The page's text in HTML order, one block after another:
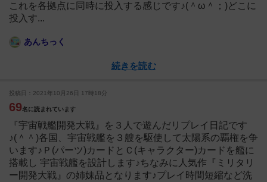
これを各拠点に同時に投入する感じです♪(＾ω＾；)どこに
投入す...
あんちっく
続きを読む
69名に読まれています
投稿日：2021年10月26日 17時18分
『宇宙戦艦開発大戦』を３人で遊んだリプレイ日記です
♪(＾＾)各国、宇宙戦艦を３艘を駆使して太陽系の覇権を争
います♪Ｐ(パーツ)カードとＣ(キャラクター)カードを艦に
搭載し 宇宙戦艦を設計します♪ちなみに人気作『ミリタリ
ー開発大戦』の姉妹品となります♪プレイ時間短縮など洗